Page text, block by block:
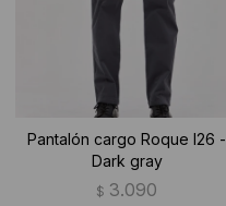
Pantalón cargo Roque I26 -
Dark gray
$ 3.090